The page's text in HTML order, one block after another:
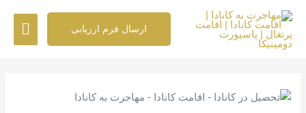
محتوا
ارسال فرم ارزیابی